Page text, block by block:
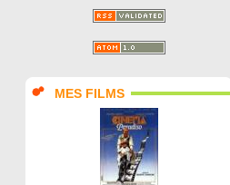
MES FILMS